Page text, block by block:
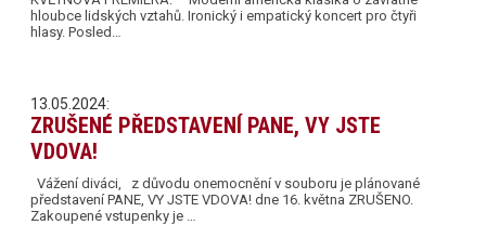
hloubce lidských vztahů. Ironický i empatický koncert pro čtyři
hlasy. Posled…
13.05.2024:
ZRUŠENÉ PŘEDSTAVENÍ PANE, VY JSTE
VDOVA!
Vážení diváci, z důvodu onemocnění v souboru je plánované
představení PANE, VY JSTE VDOVA! dne 16. května ZRUŠENO.
Zakoupené vstupenky je …